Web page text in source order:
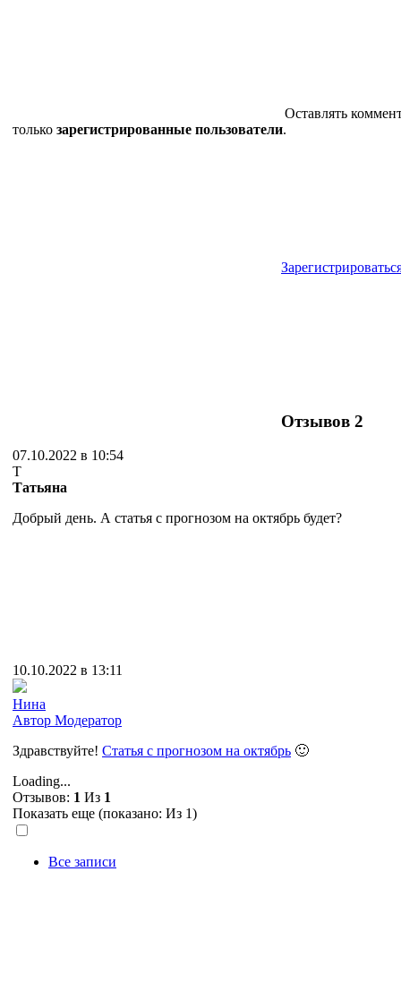
Оставлять
только зарегистрированные пользователи.
Отзывов 2
07.10.2022 в 10:54
Т
Татьяна
Добрый день. А статья с прогнозом на октябрь будет?
10.10.2022 в 13:11
Нина
Автор Модератор
Здравствуйте! Статья с прогнозом на октябрь 🙂
Loading...
Отзывов: 1 Из 1
Показать еще (показано: Из 1)
Все записи